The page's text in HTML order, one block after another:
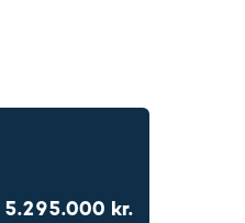
5.295.000 kr.